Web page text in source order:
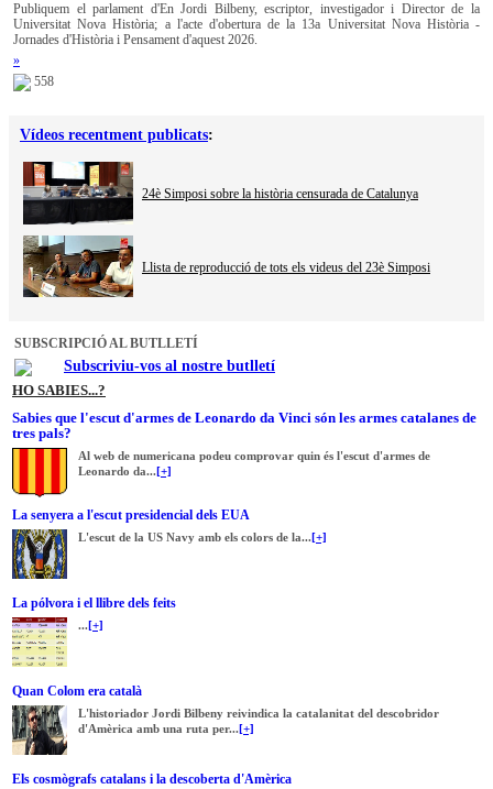
Publiquem el parlament d'En Jordi Bilbeny, escriptor, investigador i Director de la
Universitat Nova Història; a l'acte d'obertura de la 13a Universitat Nova Història -
Jornades d'Història i Pensament d'aquest 2026.
»
558
Vídeos recentment publicats:
24è Simposi sobre la història censurada de Catalunya
Llista de reproducció de tots els videus del 23è Simposi
SUBSCRIPCIÓ AL BUTLLETÍ
Subscriviu-vos al nostre butlletí
HO SABIES...?
Sabies que l'escut d'armes de Leonardo da Vinci són les armes catalanes de
tres pals?
Al web de numericana podeu comprovar quin és l'escut d'armes de
Leonardo da... [+]
La senyera a l'escut presidencial dels EUA
L'escut de la US Navy amb els colors de la... [+]
La pólvora i el llibre dels feits
... [+]
Quan Colom era català
L'historiador Jordi Bilbeny reivindica la catalanitat del descobridor
d'Amèrica amb una ruta per... [+]
Els cosmògrafs catalans i la descoberta d'Amèrica